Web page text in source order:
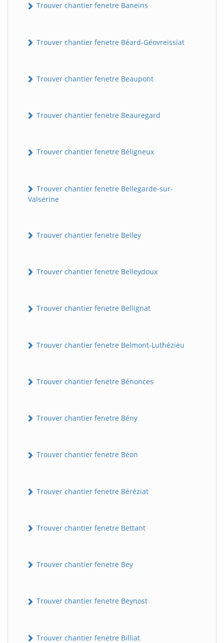
Trouver chantier fenetre Baneins
Trouver chantier fenetre Béard-Géovreissiat
Trouver chantier fenetre Beaupont
Trouver chantier fenetre Beauregard
Trouver chantier fenetre Béligneux
Trouver chantier fenetre Bellegarde-sur-
Valserine
Trouver chantier fenetre Belley
Trouver chantier fenetre Belleydoux
Trouver chantier fenetre Bellignat
Trouver chantier fenetre Belmont-Luthézieu
Trouver chantier fenetre Bénonces
Trouver chantier fenetre Bény
Trouver chantier fenetre Béon
Trouver chantier fenetre Béréziat
Trouver chantier fenetre Bettant
Trouver chantier fenetre Bey
Trouver chantier fenetre Beynost
Trouver chantier fenetre Billiat